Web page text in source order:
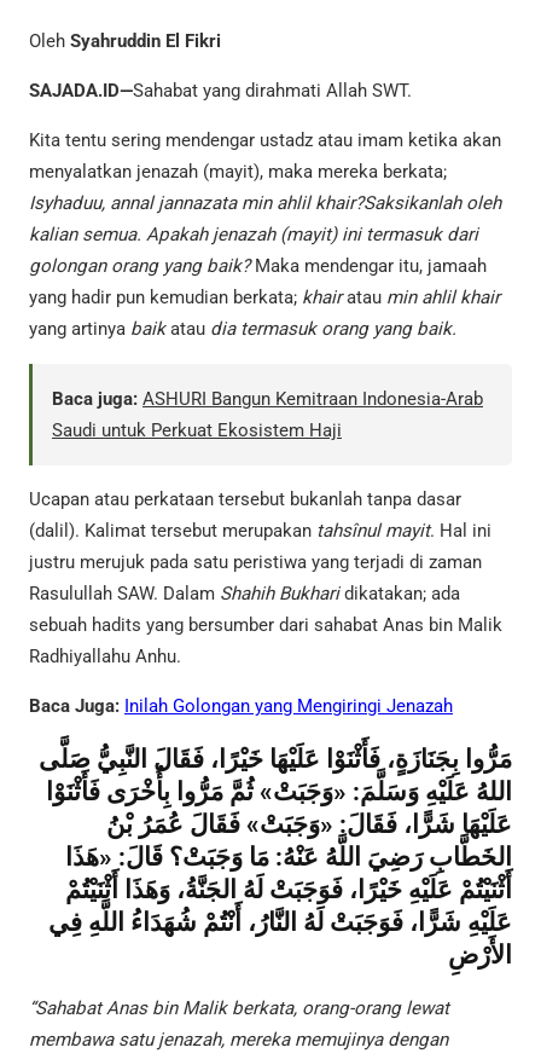
Oleh Syahruddin El Fikri
SAJADA.ID—Sahabat yang dirahmati Allah SWT.
Kita tentu sering mendengar ustadz atau imam ketika akan
menyalatkan jenazah (mayit), maka mereka berkata;
Isyhaduu, annal jannazata min ahlil khair?Saksikanlah oleh
kalian semua. Apakah jenazah (mayit) ini termasuk dari
golongan orang yang baik?Maka mendengar itu, jamaah
yang hadir pun kemudian berkata; khairatau min ahlil khair
yang artinya baikatau dia termasuk orang yang baik.
Baca juga: ASHURI Bangun Kemitraan Indonesia-Arab
Saudi untuk Perkuat Ekosistem Haji
Ucapan atau perkataan tersebut bukanlah tanpa dasar
(dalil). Kalimat tersebut merupakan tahsînul mayit. Hal ini
justru merujuk pada satu peristiwa yang terjadi di zaman
Rasulullah SAW. Dalam Shahih Bukharidikatakan; ada
sebuah hadits yang bersumber dari sahabat Anas bin Malik
Radhiyallahu Anhu.
Baca Juga: Inilah Golongan yang Mengiringi Jenazah
مَرُّوا بِجَنَازَةٍ، فَأَثْنَوْا عَلَيْهَا خَيْرًا، فَقَالَ النَّبِيُّ صَلَّى
اللهُ عَلَيْهِ وَسَلَّمَ: «وَجَبَتْ» ثُمَّ مَرُّوا بِأُخْرَى فَأَثْنَوْا
عَلَيْهَا شَرًّا، فَقَالَ: «وَجَبَتْ» فَقَالَ عُمَرُ بْنُ
الخَطَّابِ رَضِيَ اللَّهُ عَنْهُ: مَا وَجَبَتْ؟ قَالَ: «هَذَا
أَثْنَيْتُمْ عَلَيْهِ خَيْرًا، فَوَجَبَتْ لَهُ الجَنَّةُ، وَهَذَا أَثْنَيْتُمْ
عَلَيْهِ شَرًّا، فَوَجَبَتْ لَهُ النَّارُ، أَنْتُمْ شُهَدَاءُ اللَّهِ فِي
الأَرْضِ
“Sahabat Anas bin Malik berkata, orang-orang lewat
membawa satu jenazah, mereka memujinya dengan